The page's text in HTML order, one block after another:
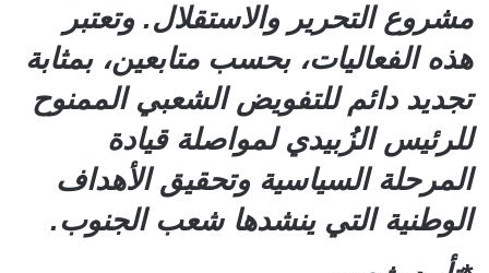
مشروع التحرير والاستقلال. وتعتبر
هذه الفعاليات، بحسب متابعين، بمثابة
تجديد دائم للتفويض الشعبي الممنوح
للرئيس الزُبيدي لمواصلة قيادة
المرحلة السياسية وتحقيق الأهداف
الوطنية التي ينشدها شعب الجنوب.